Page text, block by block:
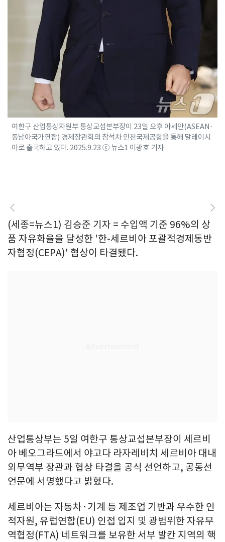
여한구 산업통상자원부 통상교섭본부장이 23일 오후 아세안(ASEAN·
동남아국가연합) 경제장관회의 참석차 인천국제공항을 통해 말레이시
아로 출국하고 있다. 2025.9.23 ⓒ 뉴스1 이광호 기자
(세종=뉴스1) 김승준 기자 = 수입액 기준 96%의 상
품 자유화율을 달성한 '한-세르비아 포괄적경제동반
자협정(CEPA)' 협상이 타결됐다.
산업통상부는 5일 여한구 통상교섭본부장이 세르비
아 베오그라드에서 야고다 라자레비치 세르비아 대내
외무역부 장관과 협상 타결을 공식 선언하고, 공동선
언문에 서명했다고 밝혔다.
세르비아는 자동차·기계 등 제조업 기반과 우수한 인
적자원, 유럽연합(EU) 인접 입지 및 광범위한 자유무
역협정(FTA) 네트워크를 보유한 서부 발칸 지역의 핵